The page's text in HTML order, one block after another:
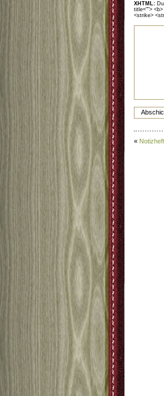
XHTML:
title="">
<strike>
«